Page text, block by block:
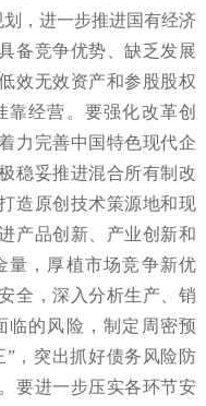
，进一步推进国有经济
备竞争优势、缺乏发展
效无效资产和参股股权
经营。要强化改革创
力完善中国特色现代企
稳妥推进混合所有制改
造原创技术策源地和现
产品创新、产业创新和
量，厚植市场竞争新优
全，深入分析生产、销
临的风险，制定周密预
，突出抓好债务风险防
要进一步压实各环节安